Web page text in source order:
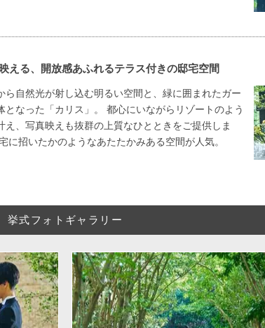
える、開放感あふれるテラス付きの邸宅空間
ら自然光が射し込む明るい空間と、緑に囲まれたガー
となった「カリス」。 都心にいながらリゾートのよう
え、写真映えも抜群の上質なひとときをご提供しま
に招いたかのようなあたたかみある空間が人気。
挙式フォトギャラリー